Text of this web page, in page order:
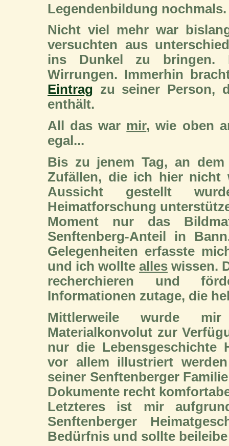
Legendenbildung nochmals.
Nicht viel mehr war
versuchten aus
ins Dunkel zu bringen.
Wirrungen. Immerhin
Eintrag zu seiner Person,
enthält.
All das war mir, wie oben
egal...
Bis zu jenem Tag, an
Zufällen, die ich hier nicht
Aussicht gestellt
Heimatforschung
Moment nur das
Senftenberg-Anteil in
Gelegenheiten erfasste
und ich wollte alles wissen.
recherchieren und
Informationen zutage, die
Mittlerweile wurde
Materialkonvolut zur
nur die Lebensgeschichte
vor allem illustriert
seiner Senftenberger
Dokumente recht
Letzteres ist mir
Senftenberger
Bedürfnis und sollte